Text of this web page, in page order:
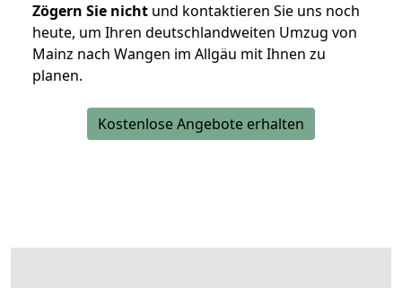
Zögern Sie nicht und kontaktieren Sie uns noch
heute, um Ihren deutschlandweiten Umzug von
Mainz nach Wangen im Allgäu mit Ihnen zu
planen.
Kostenlose Angebote erhalten